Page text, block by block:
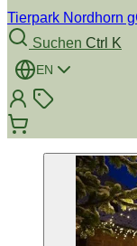
Tierpark Nordhorn
Suchen Ctrl K
EN